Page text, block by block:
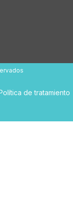
de tratamiento